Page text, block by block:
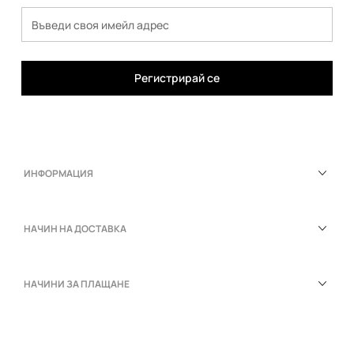
Регистрирай се
ИНФОРМАЦИЯ
НАЧИН НА ДОСТАВКА
НАЧИНИ ЗА ПЛАЩАНЕ